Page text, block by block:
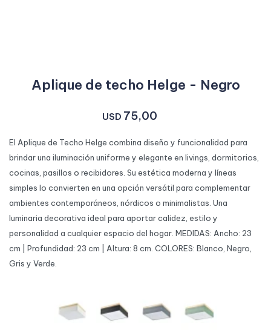
Aplique de techo Helge - Negro
USD 75,00
El Aplique de Techo Helge combina diseño y funcionalidad para
brindar una iluminación uniforme y elegante en livings, dormitorios,
cocinas, pasillos o recibidores. Su estética moderna y líneas
simples lo convierten en una opción versátil para complementar
ambientes contemporáneos, nórdicos o minimalistas. Una
luminaria decorativa ideal para aportar calidez, estilo y
personalidad a cualquier espacio del hogar. MEDIDAS: Ancho: 23
cm | Profundidad: 23 cm | Altura: 8 cm. COLORES: Blanco, Negro,
Gris y Verde.